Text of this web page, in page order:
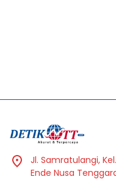
Jl. Samratulangi,
Ende Nusa